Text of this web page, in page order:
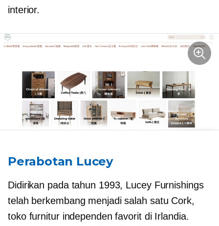
interior.
Perabotan Lucey
Didirikan pada tahun 1993, Lucey Furnishings
telah berkembang menjadi salah satu Cork,
toko furnitur independen favorit di Irlandia.